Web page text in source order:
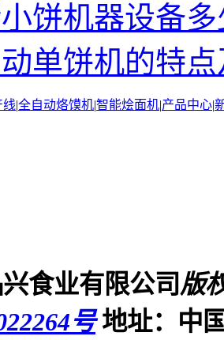
饼机器设备
单饼机的特
线|全自动烙馍机|智能烩面机|产品中心|
食业有限公司版
号 地址：中